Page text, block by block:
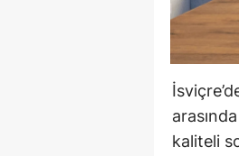
kaliteli